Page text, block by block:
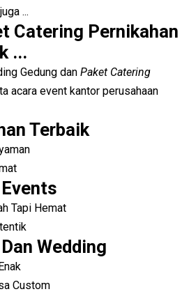
...
Catering Pernikahan
...
Gedung dan Paket Catering
acara event kantor perusahaan
Terbaik
Tapi Hemat
Wedding
Custom